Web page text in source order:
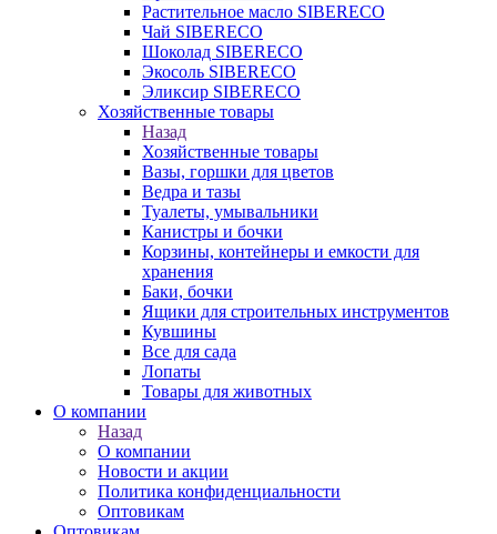
Растительное масло SIBERECO
Чай SIBERECO
Шоколад SIBERECO
Экосоль SIBERECO
Эликсир SIBERECO
Хозяйственные товары
Назад
Хозяйственные товары
Вазы, горшки для цветов
Ведра и тазы
Туалеты, умывальники
Канистры и бочки
Корзины, контейнеры и емкости для
хранения
Баки, бочки
Ящики для строительных инструментов
Кувшины
Все для сада
Лопаты
Товары для животных
О компании
Назад
О компании
Новости и акции
Политика конфиденциальности
Оптовикам